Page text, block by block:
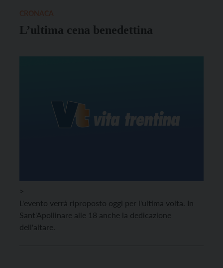
L’ultima cena benedettina
>
L'evento verrà riproposto oggi per l'ultima volta. In
Sant'Apollinare alle 18 anche la dedicazione
dell'altare.